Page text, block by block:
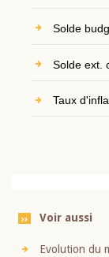
Solde
Solde ext.
Taux
Voir aussi
Evolution du